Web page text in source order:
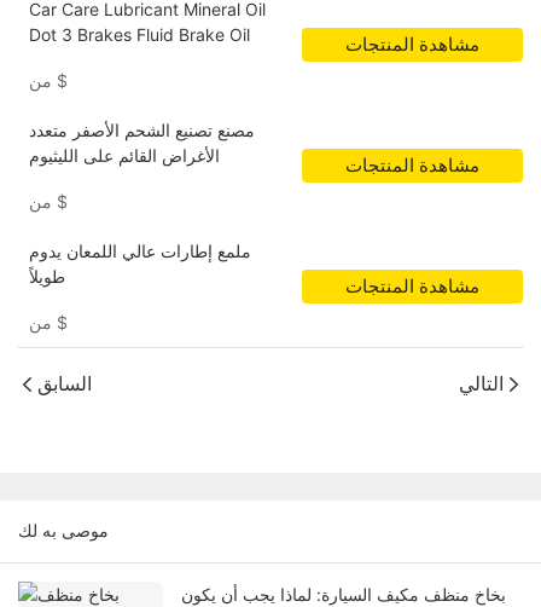
Car Care Lubricant Mineral Oil
Dot 3 Brakes Fluid Brake Oil
$
مشاهدة المنتجات
مصنع تصنيع الشحم الأصفر متعدد
الأغراض القائم على الليثيوم
$
مشاهدة المنتجات
ملمع إطارات عالي اللمعان يدوم
طويلاً
$
مشاهدة المنتجات
السابق التالي
موصى به لك
بخاخ منظف مكيف السيارة: لماذا يجب أن يكون